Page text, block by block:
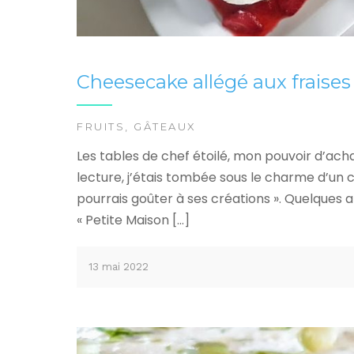
Cheesecake allégé aux
FRUITS , GÂTEAUX
Les tables de chef étoilé, mon pouvoir
lecture, j’étais tombée sous le charme d’un
pourrais goûter à ses créations ». Quelques
« Petite Maison […]
13 mai 2022